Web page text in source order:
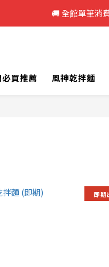
🚚 全館單筆消
🚚 全館單筆消
必買推薦 風神乾拌麵
即期